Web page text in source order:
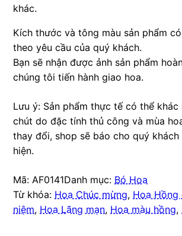
khác.
Kích thước và tông màu sản phẩm
theo yêu cầu của quý khách.
Bạn sẽ nhận được ảnh sản phẩm
chúng tôi tiến hành giao hoa.
Lưu ý: Sản phẩm thực tế có thể khác
chút do đặc tính thủ công và mùa
thay đổi, shop sẽ báo cho quý
hiện.
Mã: AF0141Danh mục: Bó Hoa
Từ khóa: Hoa Chúc mừng, Hoa Hồng
niệm, Hoa Lãng mạn, Hoa màu hồng,